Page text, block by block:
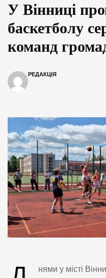
У Вінниці
баскетболу
команд
РЕДАКЦІЯ
нями у місті